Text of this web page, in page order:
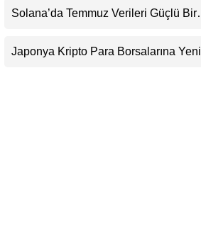
Henüz Yok
Solana’da Temmuz Verileri Güçlü Bir
Kez Sadece Memecoin’ler Taşımıyor
Japonya Kripto Para Borsalarına Yeni